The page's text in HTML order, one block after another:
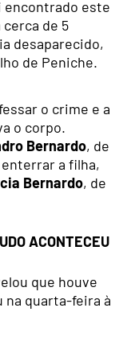
encontrado este
de 5
desaparecido,
de Peniche.
o crime e a
o corpo.
Bernardo, de
a filha,
Bernardo, de
ACONTECEU
que houve
na quarta-feira à